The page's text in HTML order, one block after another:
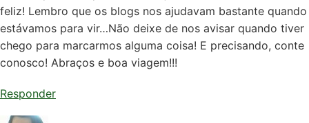
feliz! Lembro que os blogs nos ajudavam bastante quando
estávamos para vir…Não deixe de nos avisar quando tiver
chego para marcarmos alguma coisa! E precisando, conte
conosco! Abraços e boa viagem!!!
Responder